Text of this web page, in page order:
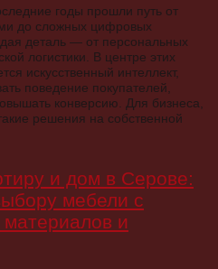
годы прошли путь от
до сложных цифровых
деталь — от персональных
логистики. В центре этих
искусственный интеллект,
поведение покупателей,
конверсию. Для бизнеса,
решения на собственной
и дом в Серове:
мебели с
и